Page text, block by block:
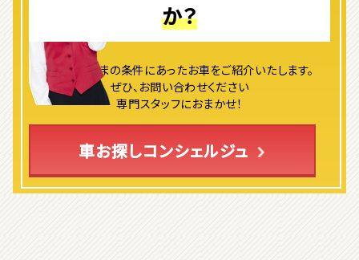
2位
ロードスター
S660
か？
よりお客さまの条件にあったお車をご紹介いたします。
ぜひ、お問い合わせください
専門スタッフにおまかせ！
車お探しコンシェルジュ